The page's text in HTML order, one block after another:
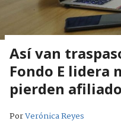
Así van
Fondo E lidera
pierden
PorVerónica Reyes